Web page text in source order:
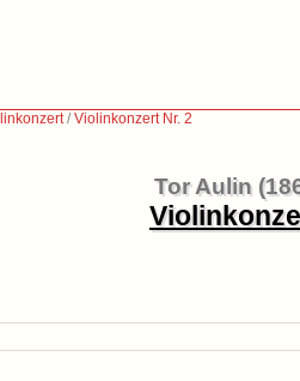
/Violinkonzert Nr. 2
Tor Aulin